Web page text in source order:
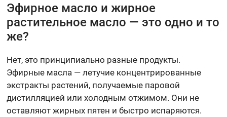
Эфирное масло и жирное
растительное масло — это одно и то
же?
Нет, это принципиально разные продукты.
Эфирные масла — летучие концентрированные
экстракты растений, получаемые паровой
дистилляцией или холодным отжимом. Они не
оставляют жирных пятен и быстро испаряются.